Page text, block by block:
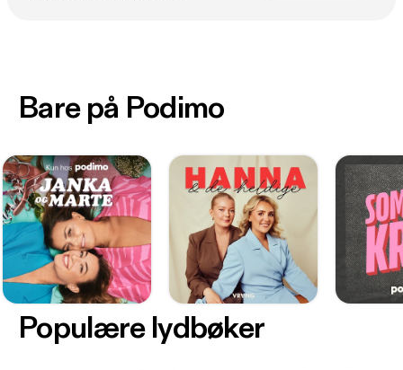
Bare på Podimo
Populære lydbøker